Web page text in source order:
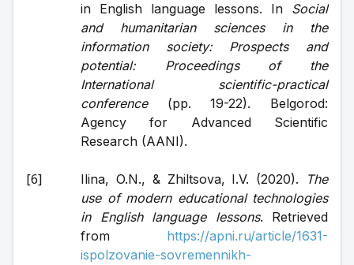
in English language lessons. In Social
and humanitarian sciences in the
information society: Prospects and
potential: Proceedings of the
International scientific-practical
conference (pp. 19-22). Belgorod:
Agency for Advanced Scientific
Research (AANI).
Ilina, O.N., & Zhiltsova, I.V. (2020).
The
use of modern educational technologies
in English language lessons. Retrieved
from https://apni.ru/article/1631-
ispolzovanie-sovremennikh-